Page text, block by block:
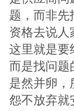
题，而非先
资格去说
这里就是要
而是找问题
是然并卵，
怨不放弃就